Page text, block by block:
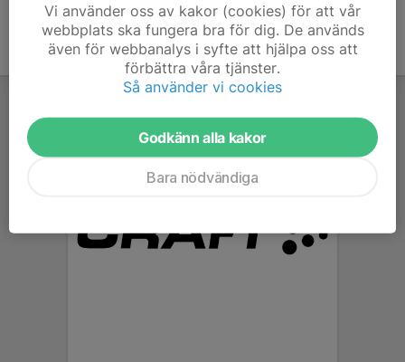
Vi använder oss av kakor (cookies) för att vår
webbplats ska fungera bra för dig. De används
även för webbanalys i syfte att hjälpa oss att
förbättra våra tjänster.
Så använder vi cookies
Godkänn alla kakor
Bara nödvändiga